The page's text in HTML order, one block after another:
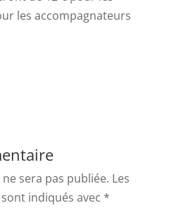
les accompagnateurs
sera pas publiée. Les
indiqués avec *